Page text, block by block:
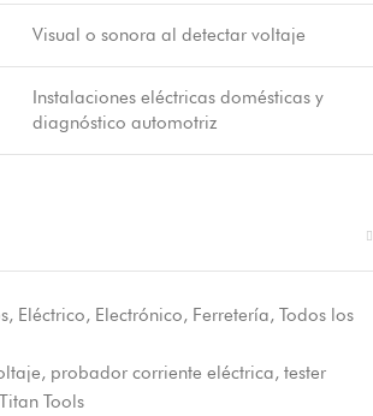
Visual o sonora al detectar voltaje
Instalaciones eléctricas domésticas y
diagnóstico automotriz
, Eléctrico, Electrónico, Ferretería, Todos los
, probador corriente eléctrica, tester
Titan Tools